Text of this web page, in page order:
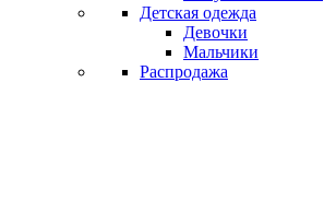
Детская одежда
Девочки
Мальчики
Распродажа